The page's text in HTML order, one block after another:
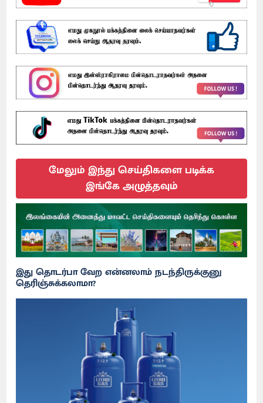
மேலும் இந்து செய்திகளை படிக்க
இங்கே அழுத்தவும்
இது தொடர்பா வேற என்னலாம் நடந்திருக்குனு
தெரிஞ்சுக்கலாமா?